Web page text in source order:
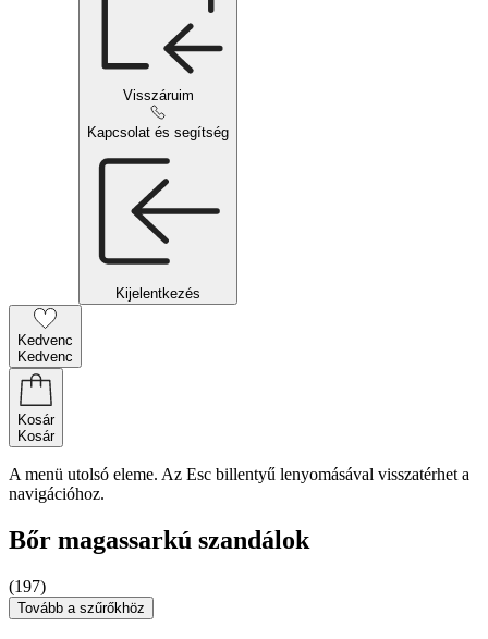
Visszáruim
Kapcsolat és segítség
Kijelentkezés
Kedvenc
Kedvenc
Kosár
Kosár
A menü utolsó eleme. Az Esc billentyű lenyomásával visszatérhet a
navigációhoz.
Bőr magassarkú szandálok
(197)
Tovább a szűrőkhöz